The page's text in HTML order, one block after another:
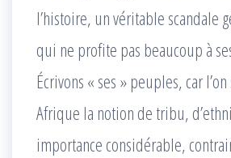
l’histoire, un véritable scandale
qui ne profite pas beaucoup à
Écrivons « ses » peuples, car
Afrique la notion de tribu,
importance considérable,